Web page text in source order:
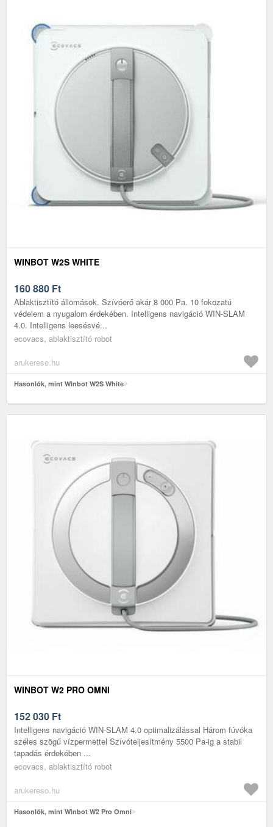
WINBOT W2S WHITE
160 880 Ft
Ablaktisztító állomások. Szívóerő akár 8 000 Pa. 10 fokozatú
védelem a nyugalom érdekében. Intelligens navigáció WIN-SLAM
4.0. Intelligens leesésvé...
ecovacs, ablaktisztító robot
arukereso.hu
Hasonlók, mint Winbot W2S White
WINBOT W2 PRO OMNI
152 030 Ft
Intelligens navigáció WIN-SLAM 4.0 optimalizálással Három fúvóka
széles szögű vízpermettel Szívóteljesítmény 5500 Pa-ig a stabil
tapadás érdekében ...
ecovacs, ablaktisztító robot
arukereso.hu
Hasonlók, mint Winbot W2 Pro Omni